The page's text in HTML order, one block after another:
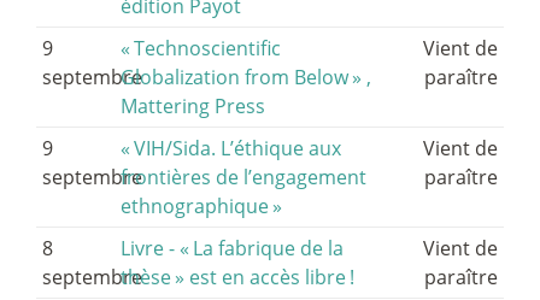
édition Payot
9
septembre
«Technoscientific
Globalization from Below» ,
Mattering Press
Vient de
paraître
9
septembre
«VIH/Sida. L’éthique aux
frontières de l’engagement
ethnographique»
Vient de
paraître
8
septembre
Livre - « La fabrique de la
thèse» est en accès libre!
Vient de
paraître